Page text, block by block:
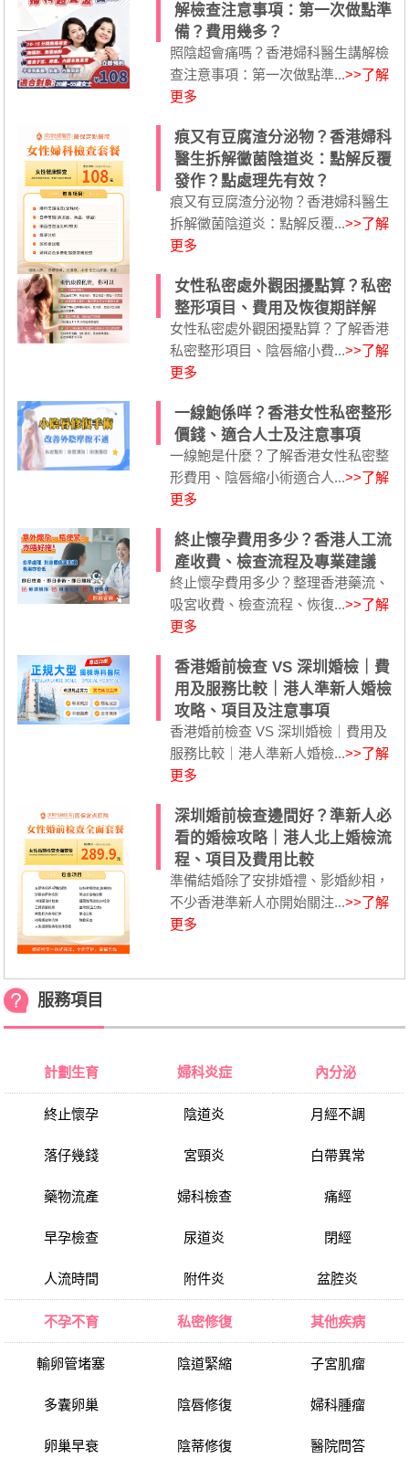
解檢查注意事項：第一次做點準
備？費用幾多？
照陰超會痛嗎？香港婦科醫生講解檢
查注意事項：第一次做點準...>>了解
更多
痕又有豆腐渣分泌物？香港婦科
醫生拆解黴菌陰道炎：點解反覆
發作？點處理先有效？
痕又有豆腐渣分泌物？香港婦科醫生
拆解黴菌陰道炎：點解反覆...>>了解
更多
女性私密處外觀困擾點算？私密
整形項目、費用及恢復期詳解
女性私密處外觀困擾點算？了解香港
私密整形項目、陰唇縮小費...>>了解
更多
一線鮑係咩？香港女性私密整形
價錢、適合人士及注意事項
一線鮑是什麼？了解香港女性私密整
形費用、陰唇縮小術適合人...>>了解
更多
終止懷孕費用多少？香港人工流
產收費、檢查流程及專業建議
終止懷孕費用多少？整理香港藥流、
吸宮收費、檢查流程、恢復...>>了解
更多
香港婚前檢查 VS 深圳婚檢｜費
用及服務比較｜港人準新人婚檢
攻略、項目及注意事項
香港婚前檢查 VS 深圳婚檢｜費用及
服務比較｜港人準新人婚檢...>>了解
更多
深圳婚前檢查邊間好？準新人必
看的婚檢攻略｜港人北上婚檢流
程、項目及費用比較
準備結婚除了安排婚禮、影婚紗相，
不少香港準新人亦開始關注...>>了解
更多
服務項目
計劃生育
終止懷孕
落仔幾錢
藥物流產
早孕檢查
人流時間
婦科炎症
陰道炎
宮頸炎
婦科檢查
尿道炎
附件炎
內分泌
月經不調
白帶異常
痛經
閉經
盆腔炎
不孕不育
輸卵管堵塞
多囊卵巢
卵巢早衰
私密修復
陰道緊縮
陰唇修復
陰蒂修復
其他疾病
子宮肌瘤
婦科腫瘤
醫院問答